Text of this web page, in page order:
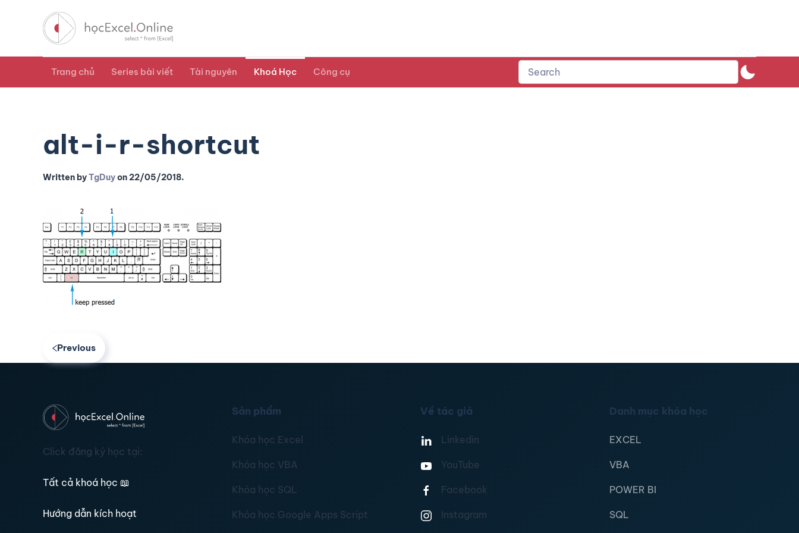
Trang chủ Series bài viết Tài nguyên Khoá Học Công cụ
alt-i-r-shortcut
Written byTgDuyon22/05/2018.
Previous
Click đăng ký học tại:
Tất cả khoá học 📖
Hướng dẫn kích hoạt
Sản phẩm
Khóa học Excel
Khóa học VBA
Khóa học SQL
Khóa học Google Apps Script
Về tác giả
Linkedin
YouTube
Facebook
Instagram
Danh mục khóa học
EXCEL
VBA
POWER BI
SQL